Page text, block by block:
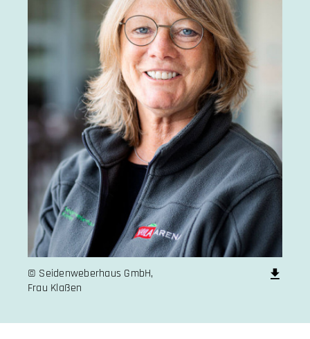
© Seidenweberhaus GmbH,
Frau Klaßen